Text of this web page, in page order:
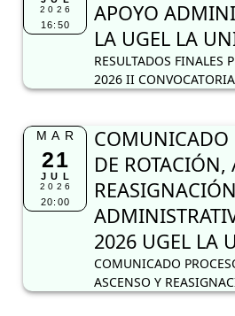
2026
16:50
APOYO
LA UGEL LA
RESULTADOS FINALES
2026 II CONVOCATORIA
MAR
21
JUL
2026
20:00
COMUNICADO
DE ROTACIÓN,
2026 UGEL LA
COMUNICADO
ASCENSO Y